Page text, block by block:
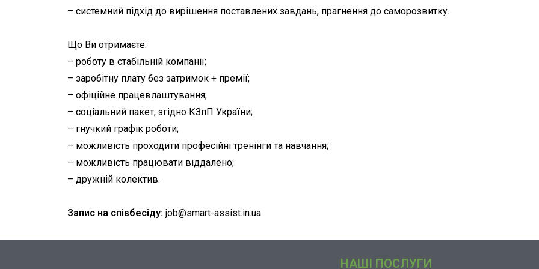
– системний підхід до вирішення поставлених завдань, прагнення до саморозвитку.
Що Ви отримаєте:
– роботу в стабільній компанії;
– заробітну плату без затримок + премії;
– офіційне працевлаштування;
– соціальний пакет, згідно КЗпП України;
– гнучкий графік роботи;
– можливість проходити професійні тренінги та навчання;
– можливість працювати віддалено;
– дружній колектив.
Запис на співбесіду: job@smart-assist.in.ua
НАШІ ПОСЛУГИ